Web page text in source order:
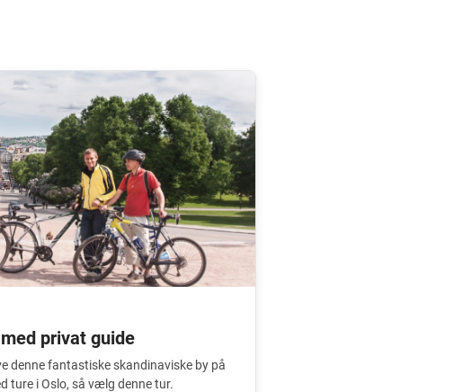
privat guide
denne fantastiske skandinaviske by på
ture i Oslo, så vælg denne tur.